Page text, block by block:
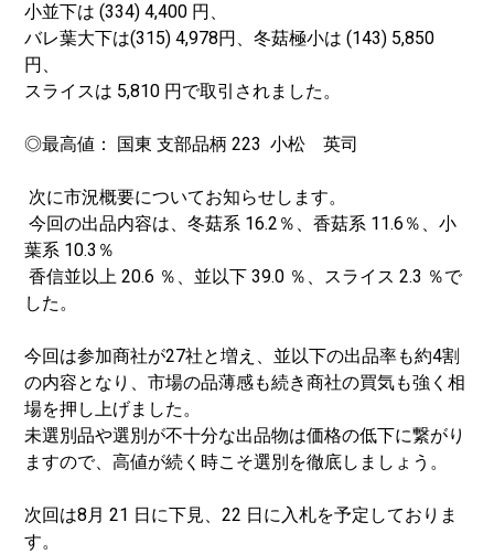
小並下は (334) 4,400 円、
バレ葉大下は(315) 4,978円、冬菇極小は (143) 5,850
円、
スライスは 5,810 円で取引されました。
◎最高値： 国東 支部品柄 223 小松 英司
次に市況概要についてお知らせします。
今回の出品内容は、冬菇系 16.2％、香菇系 11.6％、小
葉系 10.3％
香信並以上 20.6 ％、並以下 39.0 ％、スライス 2.3 ％で
した。
今回は参加商社が27社と増え、並以下の出品率も約4割
の内容となり、市場の品薄感も続き商社の買気も強く相
場を押し上げました。
未選別品や選別が不十分な出品物は価格の低下に繋がり
ますので、高値が続く時こそ選別を徹底しましょう。
次回は8月 21 日に下見、22 日に入札を予定しておりま
す。